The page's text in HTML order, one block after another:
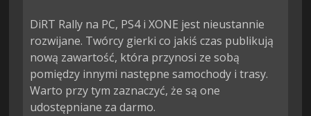
DiRT Rally na PC, PS4 i XONE jest nieustannie
rozwijane. Twórcy gierki co jakiś czas publikują
nową zawartość, która przynosi ze sobą
pomiędzy innymi następne samochody i trasy.
Warto przy tym zaznaczyć, że są one
udostępniane za darmo.